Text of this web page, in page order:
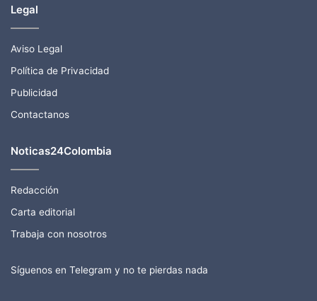
Legal
Aviso Legal
Política de Privacidad
Publicidad
Contactanos
Noticas24Colombia
Redacción
Carta editorial
Trabaja con nosotros
Síguenos en Telegram y no te pierdas nada